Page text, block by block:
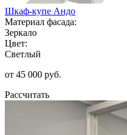
Шкаф-купе Андо
Материал фасада:
Зеркало
Цвет:
Светлый
от 45 000 руб.
Рассчитать